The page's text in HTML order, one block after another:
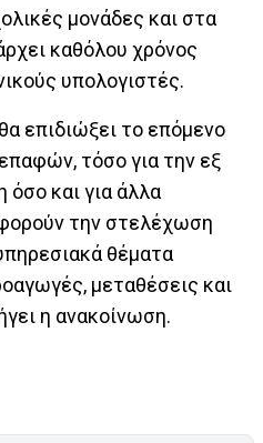
μονάδες και στα
καθόλου χρόνος
υπολογιστές.
επιδιώξει το επόμενο
τόσο για την εξ
και για άλλα
την στελέχωση
θέματα
μεταθέσεις και
η ανακοίνωση.